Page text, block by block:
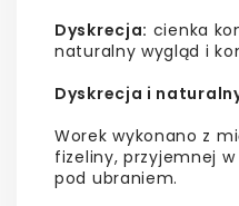
Dyskrecja: cienka
naturalny wygląd i
Dyskrecja i
Worek wykonano z
fizeliny, przyjemnej
pod ubraniem.